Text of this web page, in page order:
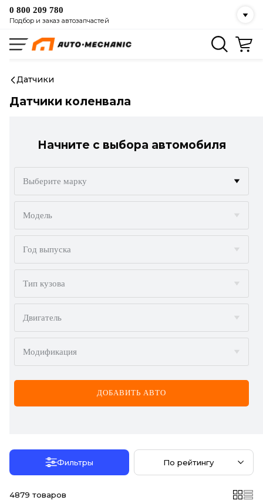
0 800 209 780
Подбор и заказ автозапчастей
Датчики
Датчики коленвала
Начните с выбора автомобиля
Выберите марку
ALFA ROMEO
AUDI
BMW
BYD
CADILLAC
CHERY
CHEVROLET
CHRYSLER
Модель
Год выпуска
Тип кузова
Двигатель
Модификация
ДОБАВИТЬ АВТО
Фильтры По рейтингу
4879 товаров